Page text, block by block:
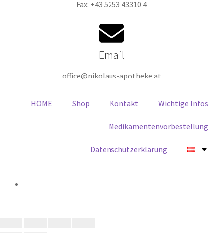
Fax: +43 5253 43310 4
Email
office@nikolaus-apotheke.at
HOME Shop Kontakt Wichtige Infos
Medikamentenvorbestellung
Datenschutzerklärung